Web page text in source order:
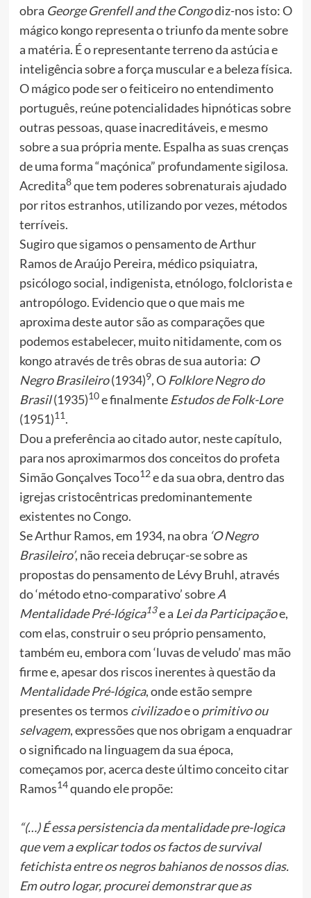
obra George Grenfell and the Congodiz-nos isto: O
mágico kongo representa o triunfo da mente sobre
a matéria. É o representante terreno da astúcia e
inteligência sobre a força muscular e a beleza física.
O mágico pode ser o feiticeiro no entendimento
português, reúne potencialidades hipnóticas sobre
outras pessoas, quase inacreditáveis, e mesmo
sobre a sua própria mente. Espalha as suas crenças
de uma forma “maçónica” profundamente sigilosa.
Acredita8que tem poderes sobrenaturais ajudado
por ritos estranhos, utilizando por vezes, métodos
terríveis.
Sugiro que sigamos o pensamento de Arthur
Ramos de Araújo Pereira, médico psiquiatra,
psicólogo social, indigenista, etnólogo, folclorista e
antropólogo. Evidencio que o que mais me
aproxima deste autor são as comparações que
podemos estabelecer, muito nitidamente, com os
kongo através de três obras de sua autoria: O
Negro Brasileiro(1934)9, OFolklore Negro do
Brasil(1935)10e finalmente Estudos de Folk-Lore
(1951)11.
Dou a preferência ao citado autor, neste capítulo,
para nos aproximarmos dos conceitos do profeta
Simão Gonçalves Toco12e da sua obra, dentro das
igrejas cristocêntricas predominantemente
existentes no Congo.
Se Arthur Ramos, em 1934, na obra ‘O Negro
Brasileiro’, não receia debruçar-se sobre as
propostas do pensamento de Lévy Bruhl, através
do ‘método etno-comparativo’ sobreA
Mentalidade Pré-lógica13 e a Lei da Participaçãoe,
com elas, construir o seu próprio pensamento,
também eu, embora com ‘luvas de veludo’ mas mão
firme e, apesar dos riscos inerentes à questão da
Mentalidade Pré-lógica, onde estão sempre
presentes os termos civilizadoe oprimitivo ou
selvagem, expressões que nos obrigam a enquadrar
o significado na linguagem da sua época,
começamos por, acerca deste último conceito citar
Ramos14quando ele propõe:
“(…) É essa persistencia da mentalidade pre-logica
que vem a explicar todos os factos de survival
fetichista entre os negros bahianos de nossos dias.
Em outro logar, procurei demonstrar que as